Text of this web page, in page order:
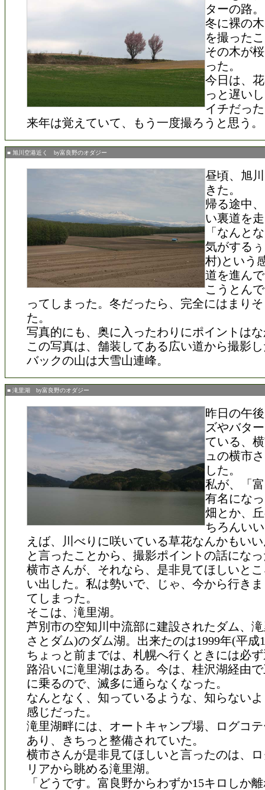
ターの路。
冬に裸の
を撮った
その木が
った。
今日は、
っと遅い
イチだっ
来年は覚えていて、もう一度撮ろうと思う。
■ 旭川空港近く by富良野のオダジー
昼頃、旭
きた。
帰る途中
い裏道を
「なんと
気がする
村)という
道を進ん
こうとん
ってしまった。冬だったら、完全にはまり
た。
写真的にも、奥に入ったわりにポイントは
この写真は、舗装してある広い道から撮影
バックの山は大雪山連峰。
■ 滝里湖 by富良野のオダジー
昨日の午
ズやバタ
ている、
ュの横市
した。
私が、「
有名にな
畑とか、
ちろんい
えば、川べりに咲いている草花なんかもい
と言ったことから、撮影ポイントの話にな
横市さんが、それなら、是非見てほしいと
い出した。私は勢いで、じゃ、今から行き
てしまった。
そこは、滝里湖。
芦別市の空知川中流部に建設されたダム、
さとダム)のダム湖。出来たのは1999年(平成
ちょっと前までは、札幌へ行くときには必
路沿いに滝里湖はある。今は、桂沢湖経由
に乗るので、滅多に通らなくなった。
なんとなく、知っているような、知らない
感じだった。
滝里湖畔には、オートキャンプ場、ログコ
あり、きちっと整備されていた。
横市さんが是非見てほしいと言ったのは、
リアから眺める滝里湖。
「どうです。富良野からわずか15キロしか